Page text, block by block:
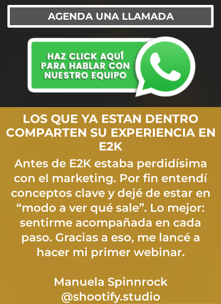
AGENDA UNA LLAMADA
LOS QUE YA ESTAN DENTRO
COMPARTEN SU EXPERIENCIA EN
E2K
Antes de E2K estaba perdidísima
con el marketing. Por fin entendí
conceptos clave y dejé de estar en
“modo a ver qué sale”. Lo mejor:
sentirme acompañada en cada
paso. Gracias a eso, me lancé a
hacer mi primer webinar.
Manuela Spinnrock
@shootify.studio